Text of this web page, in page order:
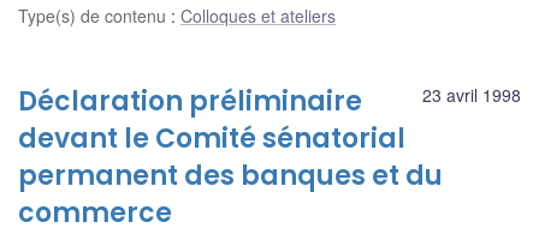
Type(s) de contenu : Colloques et ateliers
23 avril 1998
Déclaration préliminaire
devant le Comité sénatorial
permanent des banques et du
commerce